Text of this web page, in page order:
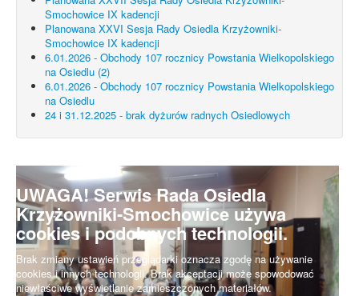
Smochowice IX kadencji
Planowana XXVI Sesja Rady Osiedla Krzyżowniki-
Smochowice IX kadencji
6.01.2026 - Obchody 107 rocznicy Powstania Wielkopolskiego
na Osiedlu (2)
6.01.2026 - Obchody 107 rocznicy Powstania Wielkopolskiego
na Osiedlu
24 i 31.12.2025 - brak dyżurów radnych Osiedlowych
UWAGA! Serwis Rada Osiedla
Krzyżowniki-Smochowice używa
cookies i podobnych technologii.
Brak zmiany ustawień przeglądarki oznacza zgodę na używanie
cookies i innych technologii. Brak akceptacji może spowodować
niewłaściwe wyświetlanie zamieszczonych materiałów.